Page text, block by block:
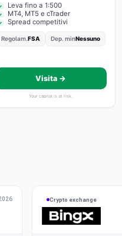
Leva fino a 1:500
MT4, MT5 e cTrader
Spread competitivi
Regolam.FSA Dep. minNessuno
Visita →
Your capital is at risk.
Crypto exchange
B
i
n